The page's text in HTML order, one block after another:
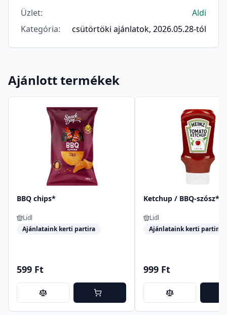
Üzlet:
Aldi
Kategória: csütörtöki ajánlatok, 2026.05.28-tól
Ajánlott termékek
BBQ chips*
Lidl
Ajánlataink kerti partira
599 Ft
Ketchup / BBQ-szósz*
Lidl
Ajánlataink kerti partira
999 Ft